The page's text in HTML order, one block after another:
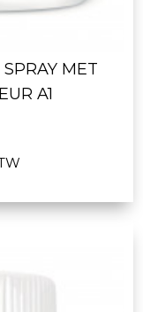
MET
A1